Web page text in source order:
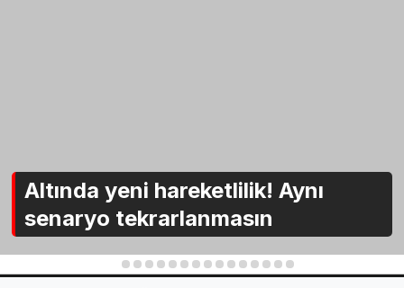
Altında yeni hareketlilik! Aynı
senaryo tekrarlanmasın
2 3 4 5 6 7 8 9 10 11 12 13 14 15